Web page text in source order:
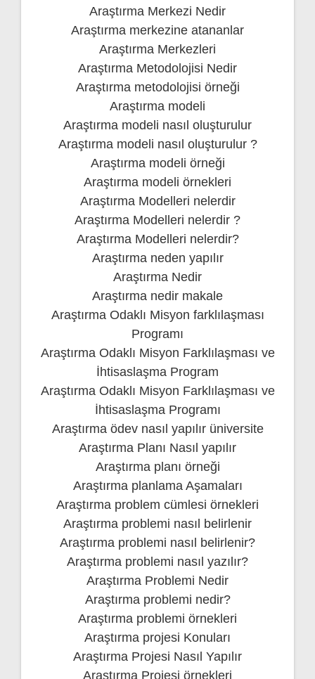
Araştırma Merkezi Nedir
Araştırma merkezine atananlar
Araştırma Merkezleri
Araştırma Metodolojisi Nedir
Araştırma metodolojisi örneği
Araştırma modeli
Araştırma modeli nasıl oluşturulur
Araştırma modeli nasıl oluşturulur ?
Araştırma modeli örneği
Araştırma modeli örnekleri
Araştırma Modelleri nelerdir
Araştırma Modelleri nelerdir ?
Araştırma Modelleri nelerdir?
Araştırma neden yapılır
Araştırma Nedir
Araştırma nedir makale
Araştırma Odaklı Misyon farklılaşması
Programı
Araştırma Odaklı Misyon Farklılaşması ve
İhtisaslaşma Program
Araştırma Odaklı Misyon Farklılaşması ve
İhtisaslaşma Programı
Araştırma ödev nasıl yapılır üniversite
Araştırma Planı Nasıl yapılır
Araştırma planı örneği
Araştırma planlama Aşamaları
Araştırma problem cümlesi örnekleri
Araştırma problemi nasıl belirlenir
Araştırma problemi nasıl belirlenir?
Araştırma problemi nasıl yazılır?
Araştırma Problemi Nedir
Araştırma problemi nedir?
Araştırma problemi örnekleri
Araştırma projesi Konuları
Araştırma Projesi Nasıl Yapılır
Araştırma Projesi örnekleri